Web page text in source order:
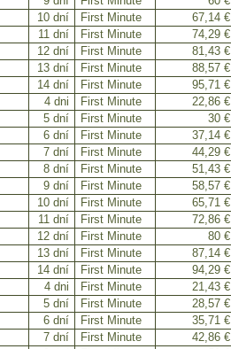
10 dní First Minute 67,14 €
11 dní First Minute 74,29 €
12 dní First Minute 81,43 €
13 dní First Minute 88,57 €
14 dní First Minute 95,71 €
4 dni First Minute 22,86 €
5 dní First Minute 30 €
6 dní First Minute 37,14 €
7 dní First Minute 44,29 €
8 dní First Minute 51,43 €
9 dní First Minute 58,57 €
10 dní First Minute 65,71 €
11 dní First Minute 72,86 €
12 dní First Minute 80 €
13 dní First Minute 87,14 €
14 dní First Minute 94,29 €
4 dni First Minute 21,43 €
5 dní First Minute 28,57 €
6 dní First Minute 35,71 €
7 dní First Minute 42,86 €